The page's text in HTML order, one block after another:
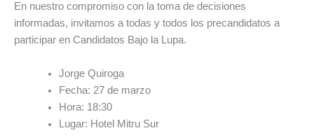
En nuestro compromiso con la toma de decisiones
informadas, invitamos a todas y todos los precandidatos a
participar en Candidatos Bajo la Lupa.
Jorge Quiroga
Fecha: 27 de marzo
Hora: 18:30
Lugar: Hotel Mitru Sur